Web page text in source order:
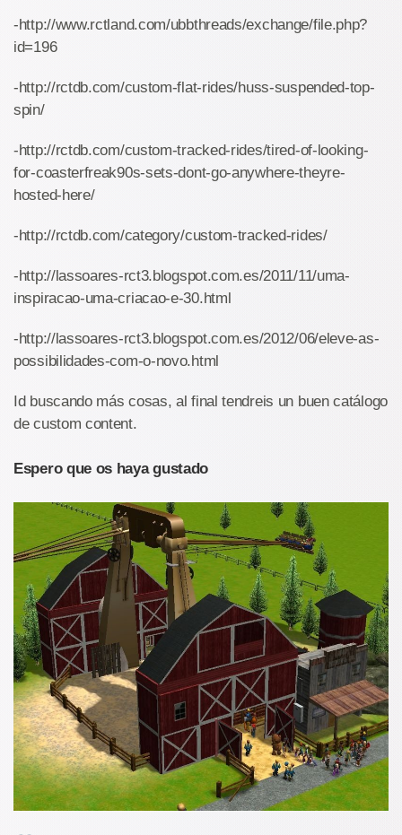
-http://www.rctland.com/ubbthreads/exchange/file.php?
id=196
-http://rctdb.com/custom-flat-rides/huss-suspended-top-
spin/
-http://rctdb.com/custom-tracked-rides/tired-of-looking-
for-coasterfreak90s-sets-dont-go-anywhere-theyre-
hosted-here/
-http://rctdb.com/category/custom-tracked-rides/
-http://lassoares-rct3.blogspot.com.es/2011/11/uma-
inspiracao-uma-criacao-e-30.html
-http://lassoares-rct3.blogspot.com.es/2012/06/eleve-as-
possibilidades-com-o-novo.html
Id buscando más cosas, al final tendreis un buen catálogo
de custom content.
Espero que os haya gustado